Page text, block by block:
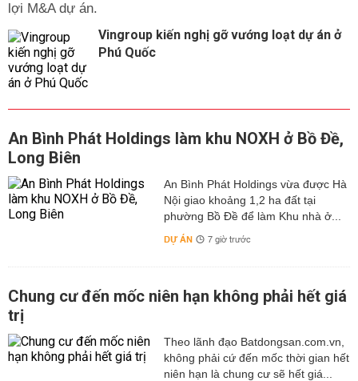
lợi M&A dự án.
Vingroup kiến nghị gỡ vướng loạt dự án ở
Phú Quốc
An Bình Phát Holdings làm khu NOXH ở Bồ Đề,
Long Biên
An Bình Phát Holdings vừa được Hà
Nội giao khoảng 1,2 ha đất tại
phường Bồ Đề để làm Khu nhà ở...
DỰ ÁN 7 giờ trước
Chung cư đến mốc niên hạn không phải hết giá
trị
Theo lãnh đạo Batdongsan.com.vn,
không phải cứ đến mốc thời gian hết
niên hạn là chung cư sẽ hết giá...